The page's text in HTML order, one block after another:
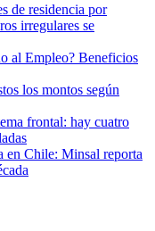
de residencia por
irregulares se
al Empleo? Beneficios
los montos según
frontal: hay cuatro
en Chile: Minsal reporta